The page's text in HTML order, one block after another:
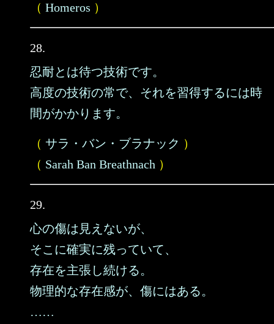
（ Homeros ）
28.
忍耐とは待つ技術です。
高度の技術の常で、それを習得するには時
間がかかります。
（ サラ・バン・ブラナック ）
（ Sarah Ban Breathnach ）
29.
心の傷は見えないが、
そこに確実に残っていて、
存在を主張し続ける。
物理的な存在感が、傷にはある。
……